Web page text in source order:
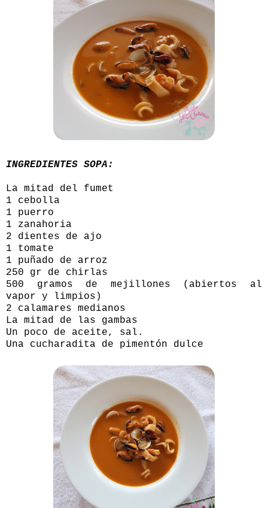
INGREDIENTES SOPA:
La mitad del fumet
1 cebolla
1 puerro
1 zanahoria
2 dientes de ajo
1 tomate
1 puñado de arroz
250 gr de chirlas
500 gramos de mejillones (abiertos al
vapor y limpios)
2 calamares medianos
La mitad de las gambas
Un poco de aceite, sal.
Una cucharadita de pimentón dulce